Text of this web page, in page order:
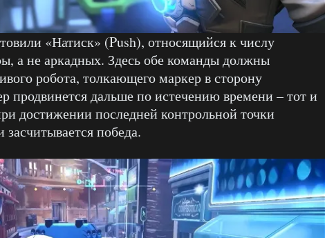
«Натиск» (Push), относящийся к числу
а не аркадных. Здесь обе команды должны
робота, толкающего маркер в сторону
продвинется дальше по истечению времени – тот и
достижении последней контрольной точки
победа.